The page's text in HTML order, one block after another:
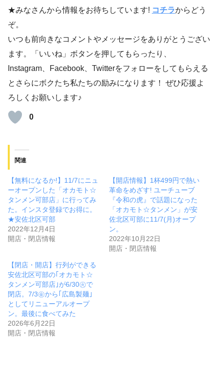
★みなさんから情報をお待ちしています! コチラからどう
ぞ。
いつも前向きなコメントやメッセージをありがとうござい
ます。「いいね」ボタンを押してもらったり、
Instagram、Facebook、Twitterをフォローをしてもらえる
とさらにボクたち私たちの励みになります！ ぜひ応援よ
ろしくお願いします♪
0
関連
【無料になるか!】11/7にニュ
ーオープンした「オカモト☆
タンメン可部店」に行ってみ
た。インスタ登録でお得に。
★安佐北区可部
2022年12月4日
開店・閉店情報
【開店情報】1杯499円で熱い
革命をめざす! ユーチューブ
『令和の虎』で話題になった
「オカモト☆タンメン」が安
佐北区可部に11/7(月)オープ
ン。
2022年10月22日
開店・閉店情報
【閉店・開店】行列ができる
安佐北区可部の｢オカモト☆
タンメン可部店｣が6/30㊋で
閉店。7/3㊎から｢広島製麺｣
としてリニューアルオープ
ン。最後に食べてみた
2026年6月22日
開店・閉店情報